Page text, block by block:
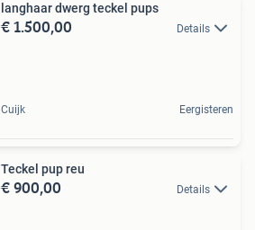
langhaar dwerg teckel pups
€ 1.500,00 Details
Cuijk Eergisteren
Teckel pup reu
€ 900,00 Details